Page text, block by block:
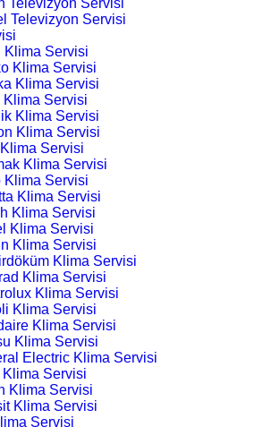
Televizyon Servisi
Klima Servisi
Klima Servisi
Klima Servisi
Klima Servisi
Klima Servisi
Klima Servisi
Servisi
Klima Servisi
Klima Servisi
Klima Servisi
Klima Servisi
Klima Servisi
Klima Servisi
Klima Servisi
Klima Servisi
Klima Servisi
Klima Servisi
Klima Servisi
Klima Servisi
Electric Klima Servisi
Klima Servisi
Klima Servisi
Klima Servisi
Servisi